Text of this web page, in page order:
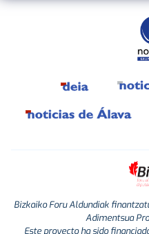
Bizkaiko Foru Aldundiak
Adimentsua
Este proyecto ha sido